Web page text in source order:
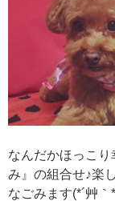
なんだかほっこ
み』の組合せ♪楽
なごみます(*´艸｀